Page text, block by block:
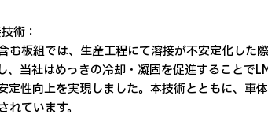
術：
む板組では、生産工程にて溶接が不安定化した
、当社はめっきの冷却・凝固を促進することで
定性向上を実現しました。本技術とともに、車
ています。